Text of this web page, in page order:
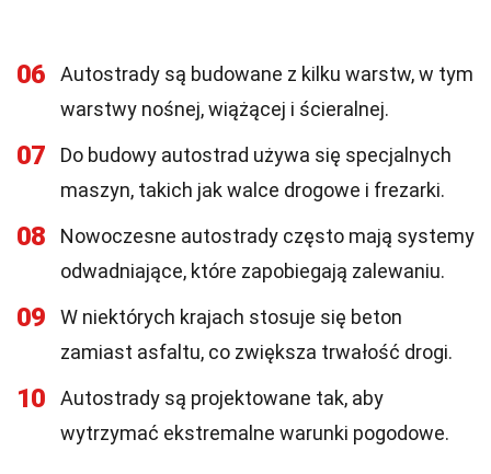
06
Autostrady są budowane z kilku warstw, w tym
warstwy nośnej, wiążącej i ścieralnej.
07
Do budowy autostrad używa się specjalnych
maszyn, takich jak walce drogowe i frezarki.
08
Nowoczesne autostrady często mają systemy
odwadniające, które zapobiegają zalewaniu.
09
W niektórych krajach stosuje się beton
zamiast asfaltu, co zwiększa trwałość drogi.
10
Autostrady są projektowane tak, aby
wytrzymać ekstremalne warunki pogodowe.